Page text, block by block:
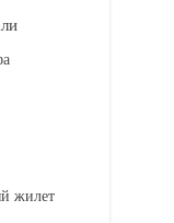
жилет